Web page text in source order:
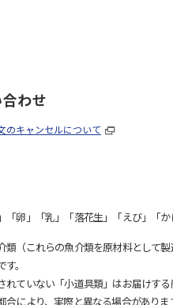
わせ
のキャンセルについて
「卵」「乳」「落花生」「えび」「
（これらの魚介類を原材料として
。
ていない「小道具類」はお届けする
により、実際と異なる場合がありま